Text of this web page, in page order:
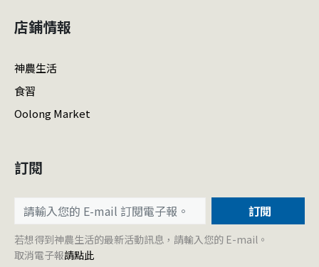
店鋪情報
神農生活
食習
Oolong Market
訂閱
訂閱
若想得到神農生活的最新活動訊息，請輸入您的 E-mail。
取消電子報請點此